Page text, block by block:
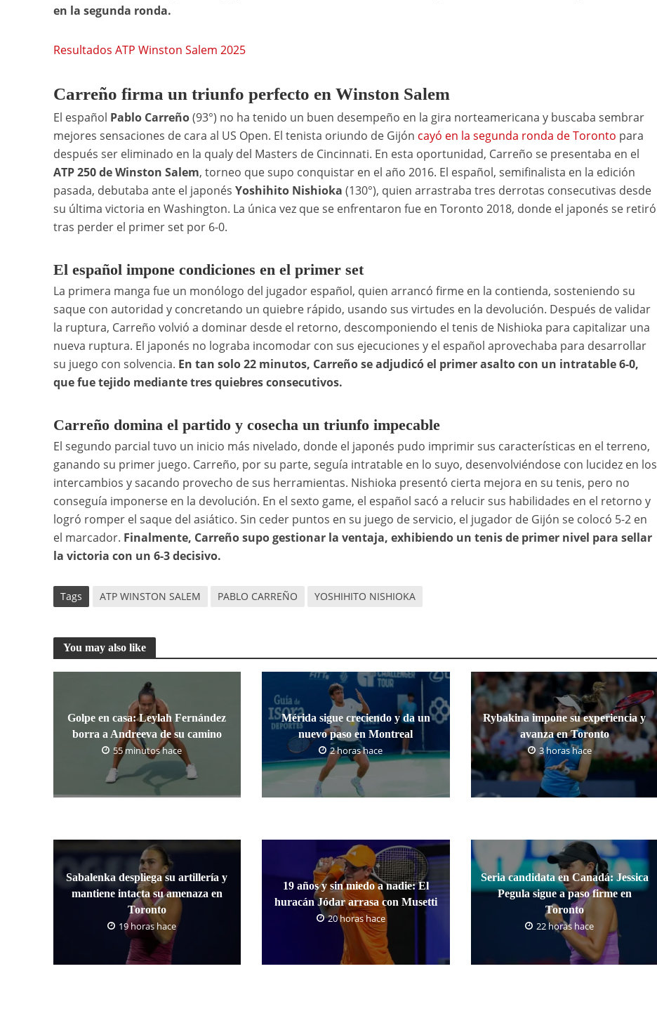
en la segunda ronda.
Resultados ATP Winston Salem 2025
Carreño firma un triunfo perfecto en Winston Salem
El español Pablo Carreño(93°) no ha tenido un buen desempeño en la gira norteamericana y buscaba sembrar
mejores sensaciones de cara al US Open. El tenista oriundo de Gijón cayó en la segunda ronda de Toronto para
después ser eliminado en la qualy del Masters de Cincinnati. En esta oportunidad, Carreño se presentaba en el
ATP 250 de Winston Salem, torneo que supo conquistar en el año 2016. El español, semifinalista en la edición
pasada, debutaba ante el japonés Yoshihito Nishioka (130°), quien arrastraba tres derrotas consecutivas desde
su última victoria en Washington. La única vez que se enfrentaron fue en Toronto 2018, donde el japonés se retiró
tras perder el primer set por 6-0.
El español impone condiciones en el primer set
La primera manga fue un monólogo del jugador español, quien arrancó firme en la contienda, sosteniendo su
saque con autoridad y concretando un quiebre rápido, usando sus virtudes en la devolución. Después de validar
la ruptura, Carreño volvió a dominar desde el retorno, descomponiendo el tenis de Nishioka para capitalizar una
nueva ruptura. El japonés no lograba incomodar con sus ejecuciones y el español aprovechaba para desarrollar
su juego con solvencia. En tan solo 22 minutos, Carreño se adjudicó el primer asalto con un intratable 6-0,
que fue tejido mediante tres quiebres consecutivos.
Carreño domina el partido y cosecha un triunfo impecable
El segundo parcial tuvo un inicio más nivelado, donde el japonés pudo imprimir sus características en el terreno,
ganando su primer juego. Carreño, por su parte, seguía intratable en lo suyo, desenvolviéndose con lucidez en los
intercambios y sacando provecho de sus herramientas. Nishioka presentó cierta mejora en su tenis, pero no
conseguía imponerse en la devolución. En el sexto game, el español sacó a relucir sus habilidades en el retorno y
logró romper el saque del asiático. Sin ceder puntos en su juego de servicio, el jugador de Gijón se colocó 5-2 en
el marcador. Finalmente, Carreño supo gestionar la ventaja, exhibiendo un tenis de primer nivel para sellar
la victoria con un 6-3 decisivo.
Tags ATP WINSTON SALEM PABLO CARREÑO YOSHIHITO NISHIOKA
You may also like
Golpe en casa: Leylah Fernández
borra a Andreeva de su camino
55 minutos hace
Mérida sigue creciendo y da un
nuevo paso en Montreal
2 horas hace
Rybakina impone su experiencia y
avanza en Toronto
3 horas hace
Sabalenka despliega su artillería y
mantiene intacta su amenaza en
Toronto
19 horas hace
19 años y sin miedo a nadie: El
huracán Jódar arrasa con Musetti
20 horas hace
Seria candidata en Canadá: Jessica
Pegula sigue a paso firme en
Toronto
22 horas hace